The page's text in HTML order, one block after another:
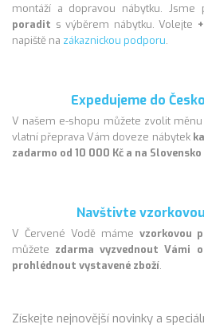
montáží a dopravou nábytku. Jsme
poradit s výběrem nábytku. Volejte
napiště na zákaznickou podporu.
Expedujeme do
V našem e-shopu můžete zvolit měnu
vlatní přeprava Vám doveze nábytek
zadarmo od 10 000 Kč a na
Navštivte
V Červené Vodě máme vzorkovou
můžete zdarma vyzvednout Vámi
prohlédnout vystavené zboží.
Získejte nejnovější novinky a